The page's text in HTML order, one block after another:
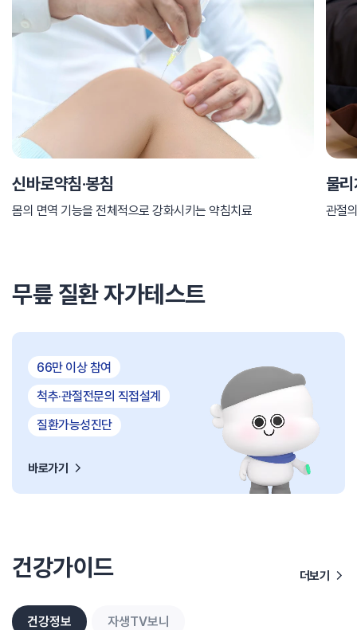
신바로약침·봉침
몸의 면역 기능을 전체적으로 강화시키는 약침치료
물
관절
무릎 질환 자가테스트
66만 이상 참여
척추·관절전문의 직접설계
질환가능성진단
바로가기
건강가이드 더보기
건강정보 자생TV보니